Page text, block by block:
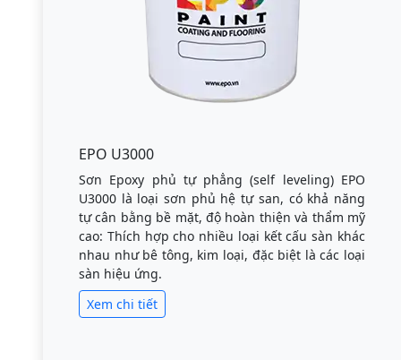
EPO U3000
Sơn Epoxy phủ tự phẳng (self leveling) EPO
U3000 là loại sơn phủ hệ tự san, có khả năng
tự cân bằng bề mặt, độ hoàn thiện và thẩm mỹ
cao: Thích hợp cho nhiều loại kết cấu sàn khác
nhau như bê tông, kim loại, đặc biệt là các loại
sàn hiệu ứng.
Xem chi tiết